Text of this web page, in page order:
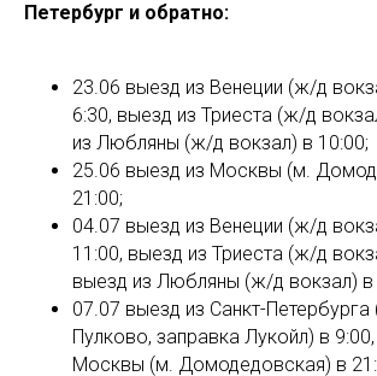
Петербург и обратно:
23.06 выезд из Венеции (ж/д
6:30, выезд из Триеста (ж/д
из Любляны (ж/д вокзал) в 10:00;
25.06 выезд из Москвы (м.
21:00;
04.07 выезд из Венеции (ж/д
11:00, выезд из Триеста (ж/д
выезд из Любляны (ж/д вокзал) в
07.07 выезд из Санкт-Петербурга
Пулково, заправка Лукойл) в
Москвы (м. Домодедовская) в